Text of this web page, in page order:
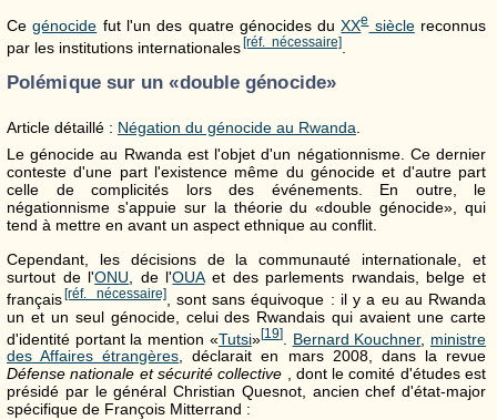
Cegénocide fut l'un des quatre génocides duXXesièclereconnus
par les institutions internationales [réf. nécessaire]
Polémique sur un «double génocide»
Article détaillé : Négation du génocide au Rwanda.
Le génocide au Rwanda est l'objet d'un négationnisme. Ce dernier
conteste d'une part l'existence même du génocide et d'autre part
celle de complicités lors des événements. En outre, le
négationnisme s'appuie sur la théorie du «double génocide», qui
tend à mettre en avant un aspect ethnique au conflit.
Cependant, les décisions de la communauté internationale, et
surtout de l'ONU , de l'OUAet des parlements rwandais, belge et
français[réf. nécessaire], sont sans équivoque : il y a eu au Rwanda
un et un seul génocide, celui des Rwandais qui avaient une carte
d'identité portant la mention «Tutsi»[19]. Bernard Kouchner, ministre
des Affaires étrangères, déclarait en mars 2008, dans la revue
Défense nationale et sécurité collective , dont le comité d'études est
présidé par le général Christian Quesnot, ancien chef d'état-major
spécifique de François Mitterrand :